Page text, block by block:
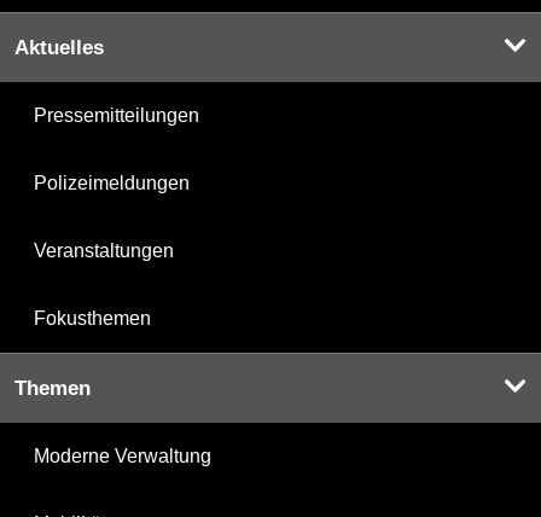
Aktuelles
Pressemitteilungen
Polizeimeldungen
Veranstaltungen
Fokusthemen
Themen
Moderne Verwaltung